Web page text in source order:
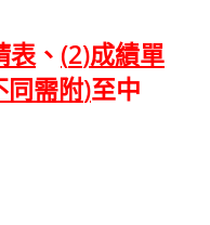
表、 (2)成績單
同需附)至中